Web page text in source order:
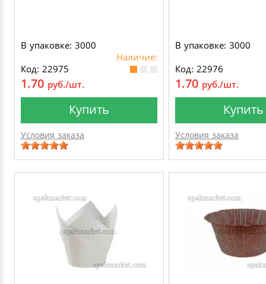
В упаковке: 3000
Наличие:
Код: 22975
1.70 руб./шт.
Купить
Условия заказа
В упаковке: 3000
Код: 22976
1.70 руб./шт.
Купить
Условия заказа